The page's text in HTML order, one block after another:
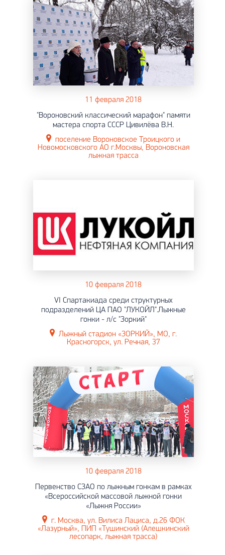
11 февраля 2018
"Вороновский классический марафон" памяти
мастера спорта СССР Цивилёва В.Н.
поселение Вороновское Троицкого и
Новомосковского АО г.Москвы, Вороновская
лыжная трасса
10 февраля 2018
VI Спартакиада среди структурных
подразделений ЦА ПАО "ЛУКОЙЛ".Лыжные
гонки - л/с "Зоркий"
Лыжный стадион «ЗОРКИЙ», МО, г.
Красногорск, ул. Речная, 37
10 февраля 2018
Первенство СЗАО по лыжным гонкам в рамках
«Всероссийской массовой лыжной гонки
«Лыжня России»
г. Москва, ул. Вилиса Лациса, д.26 ФОК
«Лазурный», ПИП «Тушинский (Алешкинский
лесопарк, лыжная трасса)